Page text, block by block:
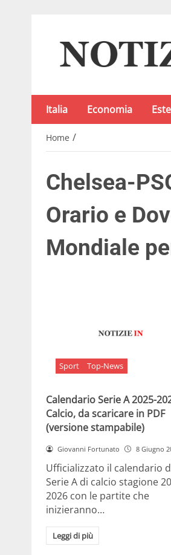
Italia Economia
Home /
Chelsea-
Orario e
Mondiale
Sport Top-News
Calendario Serie A 2025-
Calcio, da scaricare in PDF
(versione stampabile)
Giovanni Fortunato 8 Giugno
Ufficializzato il calendario
Serie A di calcio stagione
2026 con le partite che
inizieranno…
Leggi di più